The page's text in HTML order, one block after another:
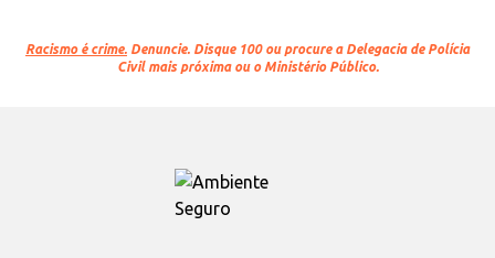
Racismo é crime. Denuncie. Disque 100 ou procure a Delegacia de Polícia
Civil mais próxima ou o Ministério Público.